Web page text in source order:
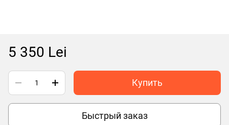
5 350 Lei
Купить
Быстрый заказ